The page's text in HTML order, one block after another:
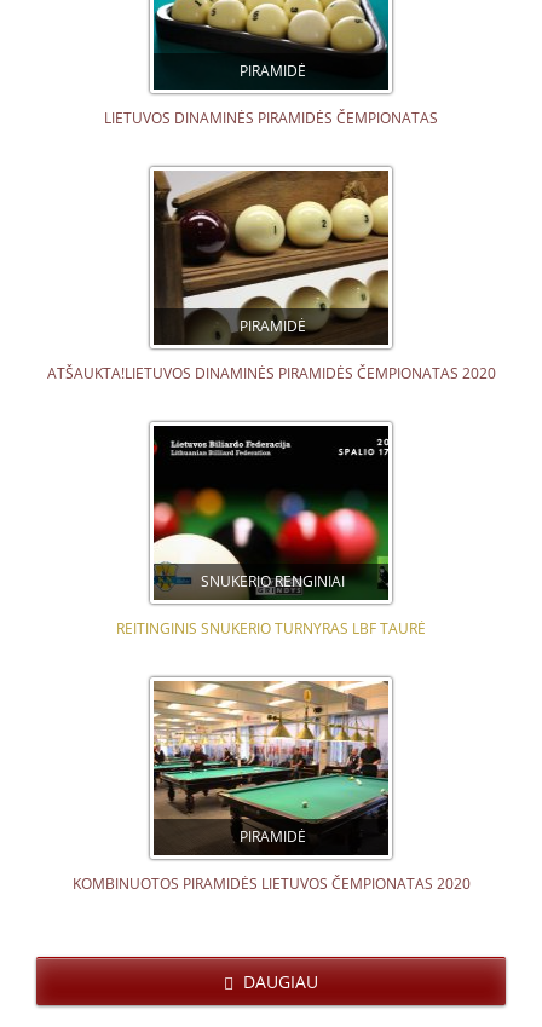
PIRAMIDĖ
LIETUVOS DINAMINĖS PIRAMIDĖS ČEMPIONATAS
PIRAMIDĖ
ATŠAUKTA!LIETUVOS DINAMINĖS PIRAMIDĖS ČEMPIONATAS 2020
SNUKERIO RENGINIAI
REITINGINIS SNUKERIO TURNYRAS LBF TAURĖ
PIRAMIDĖ
KOMBINUOTOS PIRAMIDĖS LIETUVOS ČEMPIONATAS 2020
DAUGIAU